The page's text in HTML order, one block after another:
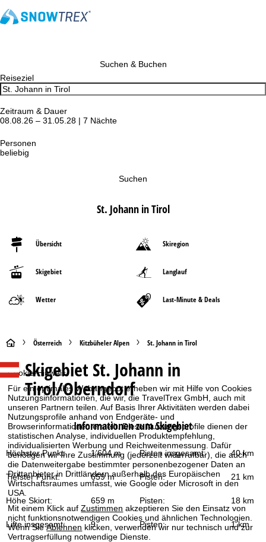
Cookie-Hinweis
Für ein optimales Webangebot erheben wir mit Hilfe von Cookies
Nutzungsinformationen, die wir, die TravelTrex GmbH, auch mit
unseren Partnern teilen. Auf Basis Ihrer Aktivitäten werden dabei
Nutzungsprofile anhand von Endgeräte- und
Browserinformationen erstellt. Diese Nutzungsprofile dienen der
statistischen Analyse, individuellen Produktempfehlung,
individualisierten Werbung und Reichweitenmessung. Dafür
benötigen wir Ihre Zustimmung (jederzeit widerrufbar), die auch
die Datenweitergabe bestimmter personenbezogener Daten an
Drittanbieter in Drittländern außerhalb des Europäischen
Wirtschaftsraumes umfasst, wie Google oder Microsoft in den
USA.
Mit einem Klick aufZustimmen akzeptieren Sie den Einsatz von
nicht funktionsnotwendigen Cookies und ähnlichen Technologien.
Wenn SieAblehnen klicken, verwenden wir nur technisch und zur
Vertragserfüllung notwendige Dienste.
Suchen & Buchen
Reiseziel
Zeitraum & Dauer
08.08.26 – 31.05.28 | 7 Nächte
Personen
beliebig
Suchen
St. Johann in Tirol
Übersicht Skiregion
Skigebiet Langlauf
Wetter Last-Minute & Deals
S
t
a
r
t
s
e
i
t
Österreich Kitzbüheler Alpen St. Johann in Tirol
SkigebietSt. Johann in
Tirol/Oberndorf
Informationen zum Skigebiet
Höchster Punkt: 1’604 m Pisten insgesamt: 40 km
Tiefster Punkt: 659 m Pisten: 21 km
Höhe Skiort: 659 m Pisten: 18 km
Lifte insgesamt: 9 Pisten: 1 km